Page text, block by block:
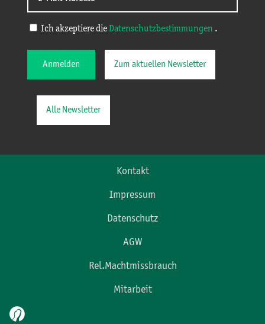
Ich akzeptiere die Datenschutzbestimmungen .
Anmelden Zum aktuellen Newsletter
Alle Newsletter
Kontakt
Impressum
Datenschutz
AGW
Rel.Machtmissbrauch
Mitarbeit